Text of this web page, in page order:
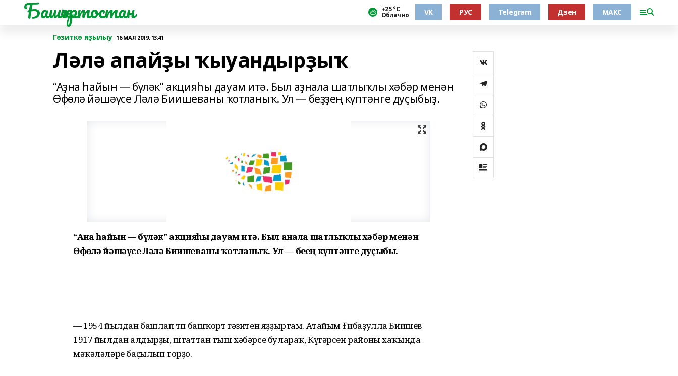
Башҡортостан +25 °С
Облачно VK РУС Telegram Дзен МАКС
Гәзиткә яҙылыу 16 МАЯ 2019, 13:41
Ләлә апайҙы ҡыуандырҙыҡ
“Аҙна һайын — бүләк” акцияһы дауам итә. Был аҙнала шатлыҡлы хәбәр менән
Өфөлә йәшәүсе Ләлә Биишеваны ҡотланыҡ. Ул — беҙҙең күптәнге дуҫыбыҙ.
“Аҙна һайын — бүләк” акцияһы дауам итә. Был аҙнала шатлыҡлы хәбәр менән
Өфөлә йәшәүсе Ләлә Биишеваны ҡотланыҡ. Ул — беҙҙең күптәнге дуҫыбыҙ.
— 1954 йылдан башлап төп башҡорт гәзитен яҙҙыртам. Атайым Ғибаҙулла Биишев
1917 йылдан алдырҙы, штаттан тыш хәбәрсе булараҡ, Күгәрсен районы хаҡында
мәҡәләләре баҫылып торҙо.